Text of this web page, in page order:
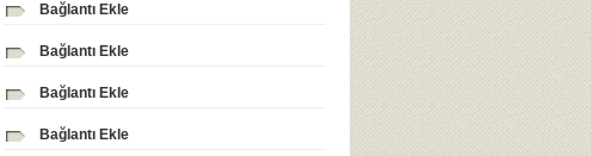
Bağlantı Ekle
Bağlantı Ekle
Bağlantı Ekle
Bağlantı Ekle